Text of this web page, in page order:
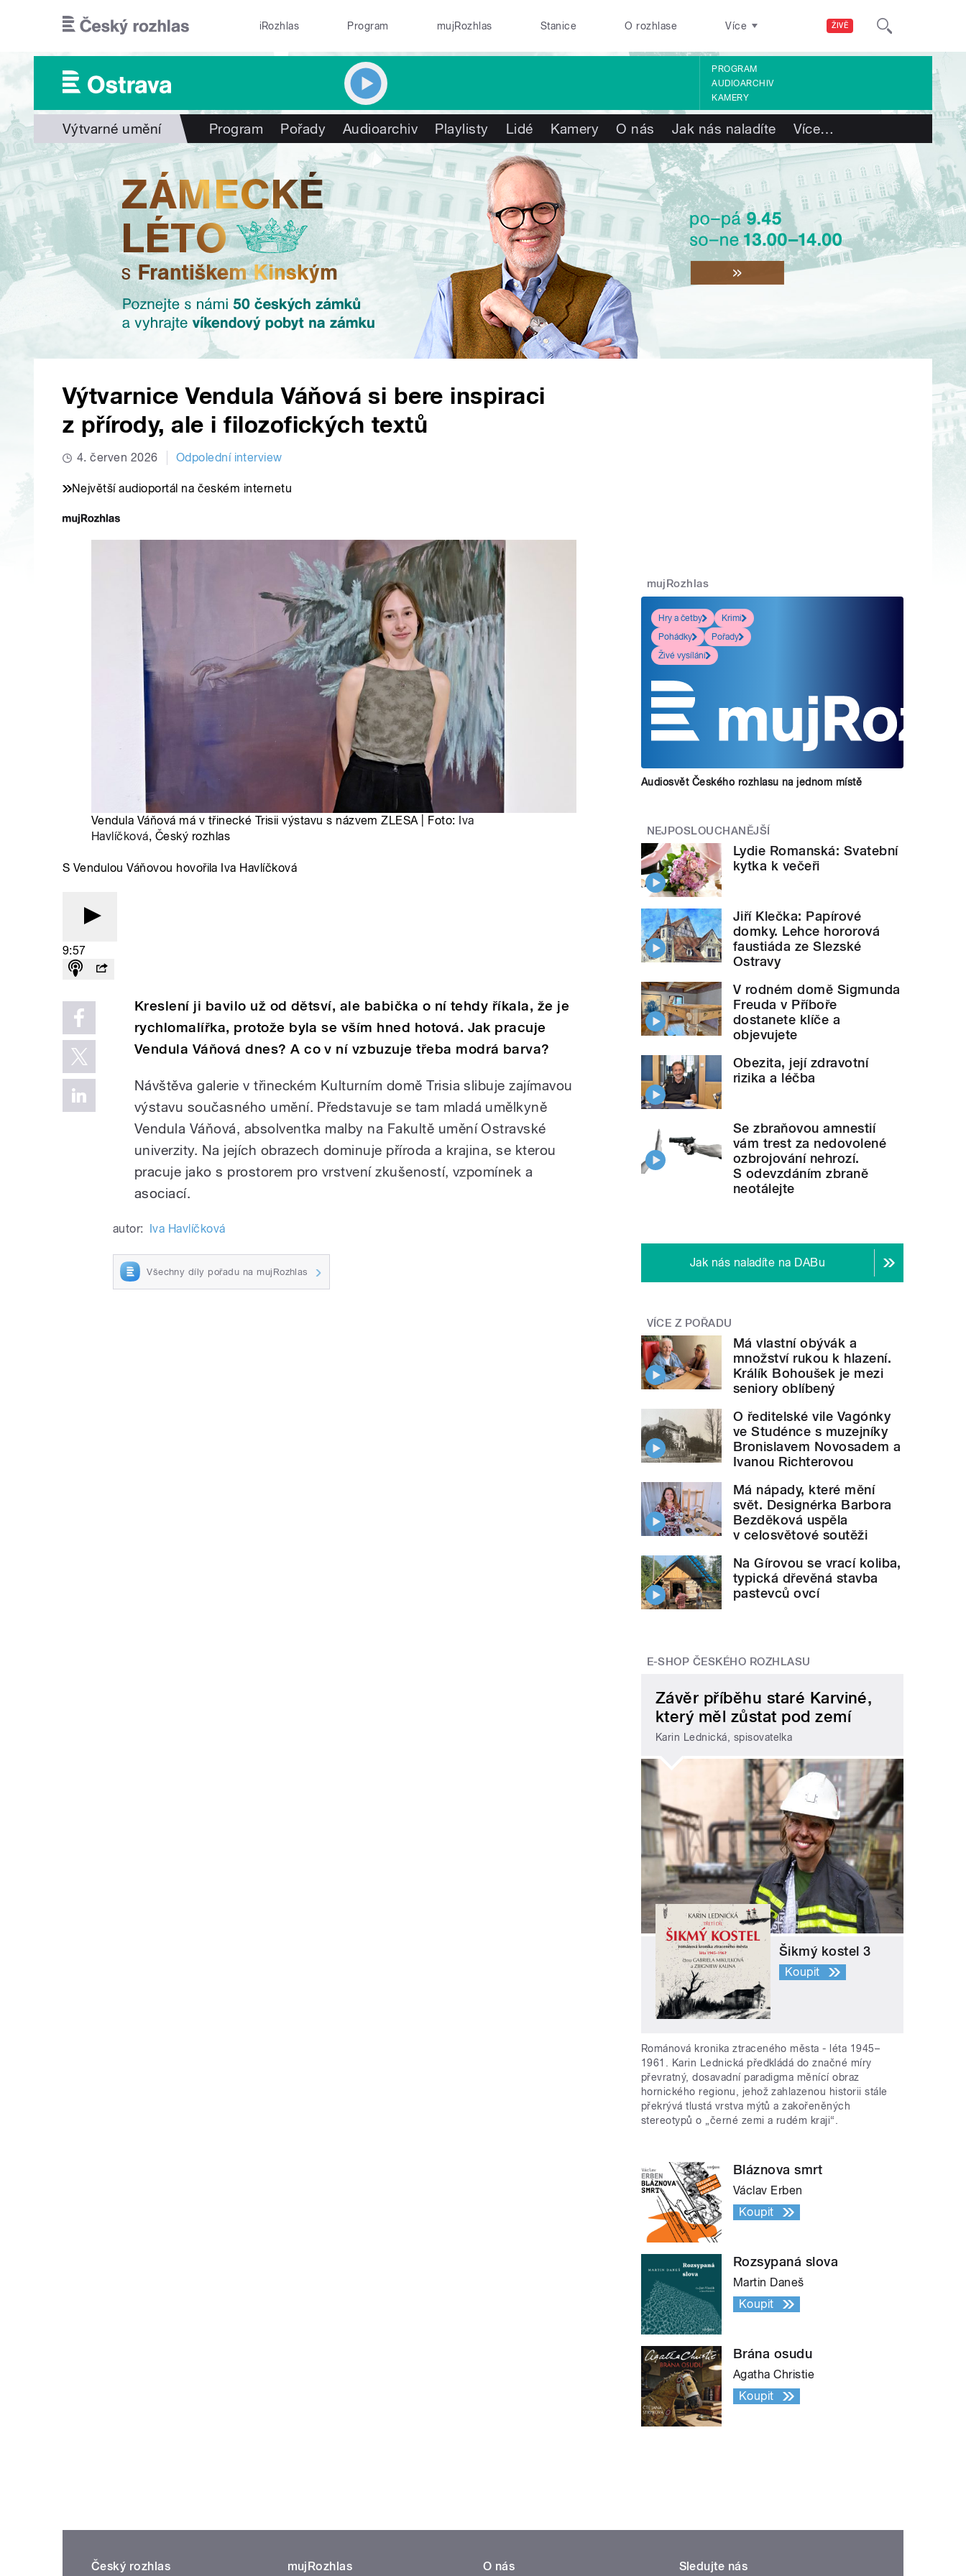
ŽIVĚ
iRozhlas Program mujRozhlas Stanice O rozhlase Více
PROGRAM
AUDIOARCHIV
KAMERY
Výtvarné umění Program Pořady Audioarchiv Playlisty Lidé Kamery O nás Jak nás naladíte Více…
Výtvarnice Vendula Váňová si bere inspiraci
z přírody, ale i filozofických textů
4. červen 2026 Odpolední interview
Největší audioportál na českém internetu
Vendula Váňová má v třinecké Trisii výstavu s názvem ZLESA | Foto: Iva
Havlíčková, Český rozhlas
S Vendulou Váňovou hovořila Iva Havlíčková
9:57
Kreslení ji bavilo už od dětsví, ale babička o ní tehdy říkala, že je
rychlomalířka, protože byla se vším hned hotová. Jak pracuje
Vendula Váňová dnes? A co v ní vzbuzuje třeba modrá barva?
Návštěva galerie v třineckém Kulturním domě Trisia slibuje zajímavou
výstavu současného umění. Představuje se tam mladá umělkyně
Vendula Váňová, absolventka malby na Fakultě umění Ostravské
univerzity. Na jejích obrazech dominuje příroda a krajina, se kterou
pracuje jako s prostorem pro vrstvení zkušeností, vzpomínek a
asociací.
autor: Iva Havlíčková
Všechny díly pořadu na mujRozhlas
mujRozhlas
Hry a četby
Krimi
Pohádky
Pořady
Živé vysílání
Audiosvět Českého rozhlasu na jednom místě
NEJPOSLOUCHANĚJŠÍ
Lydie Romanská: Svatební
kytka k večeři
Jiří Klečka: Papírové
domky. Lehce hororová
faustiáda ze Slezské
Ostravy
V rodném domě Sigmunda
Freuda v Příboře
dostanete klíče a
objevujete
Obezita, její zdravotní
rizika a léčba
Se zbraňovou amnestií
vám trest za nedovolené
ozbrojování nehrozí.
S odevzdáním zbraně
neotálejte
Jak nás naladíte na DABu
VÍCE Z POŘADU
Má vlastní obývák a
množství rukou k hlazení.
Králík Bohoušek je mezi
seniory oblíbený
O ředitelské vile Vagónky
ve Studénce s muzejníky
Bronislavem Novosadem a
Ivanou Richterovou
Má nápady, které mění
svět. Designérka Barbora
Bezděková uspěla
v celosvětové soutěži
Na Gírovou se vrací koliba,
typická dřevěná stavba
pastevců ovcí
E-SHOP ČESKÉHO ROZHLASU
Závěr příběhu staré Karviné,
který měl zůstat pod zemí
Karin Lednická, spisovatelka
Šikmý kostel 3
Koupit
Románová kronika ztraceného města - léta 1945–
1961. Karin Lednická předkládá do značné míry
převratný, dosavadní paradigma měnící obraz
hornického regionu, jehož zahlazenou historii stále
překrývá tlustá vrstva mýtů a zakořeněných
stereotypů o „černé zemi a rudém kraji“.
Bláznova smrt
Václav Erben
Koupit
Rozsypaná slova
Martin Daneš
Koupit
Brána osudu
Agatha Christie
Koupit
Český rozhlas mujRozhlas O nás Sledujte nás